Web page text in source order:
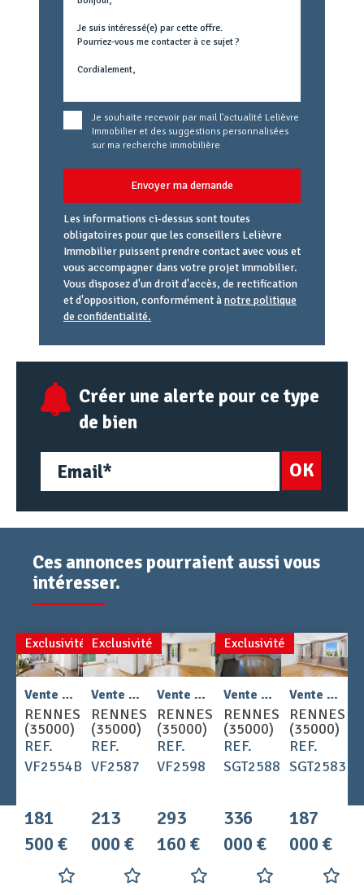
Je souhaite recevoir par mail l'actualité Lelièvre
Immobilier et des suggestions personnalisées
sur ma recherche immobilière
Envoyer ma demande
Les informations ci-dessus sont toutes
obligatoires pour que les conseillers Lelièvre
Immobilier puissent prendre contact avec vous et
vous accompagner dans votre projet immobilier.
Vous disposez d'un droit d'accès, de rectification
et d'opposition, conformément ànotre politique
de confidentialité.
email
URL
Créer une alerte pour ce type
de bien
OK
Ces annonces pourraient aussi vous
intéresser.
Exclusivité
Vente - Appartement 2 pièces 47 m 2
RENNES
(35000)
REF.
VF2554B
181
500 €
Exclusivité
Vente - Appartement 3 pièces 59 m 2
RENNES
(35000)
REF.
VF2587
213
000 €
Vente - Appartement 3 pièces 78 m
RENNES
(35000)
REF.
VF2598
293
160 €
Exclusivité
Vente - Appartement 3 pièces 72 m
RENNES
(35000)
REF.
SGT2588
336
000 €
Vente - Appartement 3 pièces 49 m
RENNES
(35000)
REF.
SGT2583
187
000 €